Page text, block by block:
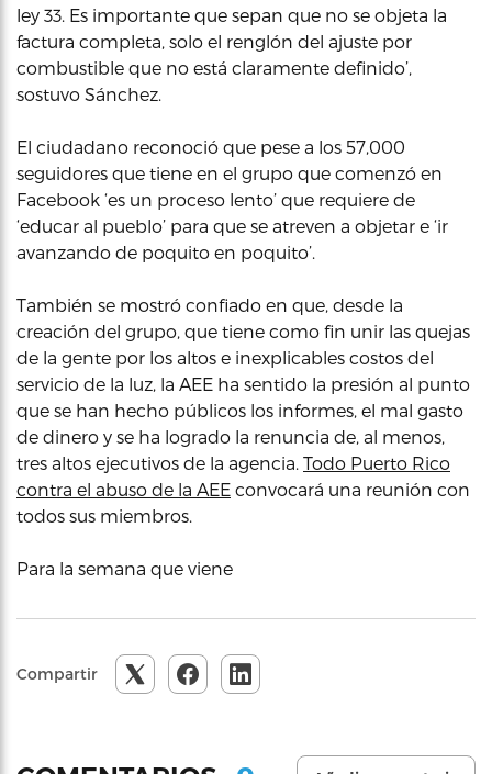
ley 33. Es importante que sepan que no se objeta la
factura completa, solo el renglón del ajuste por
combustible que no está claramente definido’,
sostuvo Sánchez.
El ciudadano reconoció que pese a los 57,000
seguidores que tiene en el grupo que comenzó en
Facebook ‘es un proceso lento’ que requiere de
‘educar al pueblo’ para que se atreven a objetar e ‘ir
avanzando de poquito en poquito’.
También se mostró confiado en que, desde la
creación del grupo, que tiene como fin unir las quejas
de la gente por los altos e inexplicables costos del
servicio de la luz, la AEE ha sentido la presión al punto
que se han hecho públicos los informes, el mal gasto
de dinero y se ha logrado la renuncia de, al menos,
tres altos ejecutivos de la agencia. Todo Puerto Rico
contra el abuso de la AEE convocará una reunión con
todos sus miembros.
Para la semana que viene
Compartir